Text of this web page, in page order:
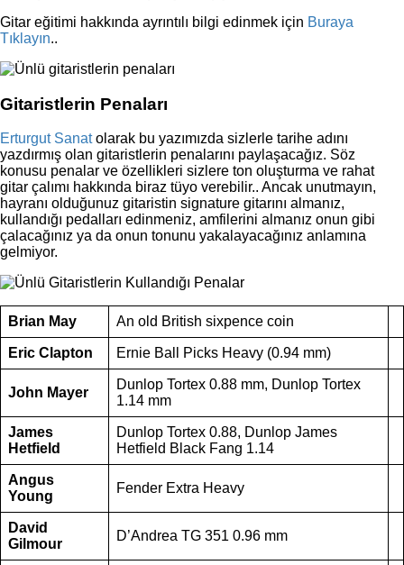
Gitar eğitimi hakkında ayrıntılı bilgi edinmek için Buraya
Tıklayın..
Gitaristlerin Penaları
Erturgut Sanatolarak bu yazımızda sizlerle tarihe adını
yazdırmış olan gitaristlerin penalarını paylaşacağız. Söz
konusu penalar ve özellikleri sizlere ton oluşturma ve rahat
gitar çalımı hakkında biraz tüyo verebilir.. Ancak unutmayın,
hayranı olduğunuz gitaristin signature gitarını almanız,
kullandığı pedalları edinmeniz, amfilerini almanız onun gibi
çalacağınız ya da onun tonunu yakalayacağınız anlamına
gelmiyor.
Brian May An old British sixpence coin
Eric Clapton Ernie Ball Picks Heavy (0.94 mm)
John Mayer
Dunlop Tortex 0.88 mm, Dunlop Tortex
1.14 mm
James
Hetfield
Dunlop Tortex 0.88, Dunlop James
Hetfield Black Fang 1.14
Angus
Young
Fender Extra Heavy
David
Gilmour
D’Andrea TG 351 0.96 mm